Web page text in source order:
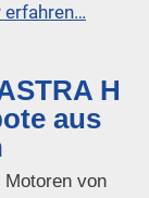
erfahren…
H
aus
Motoren von